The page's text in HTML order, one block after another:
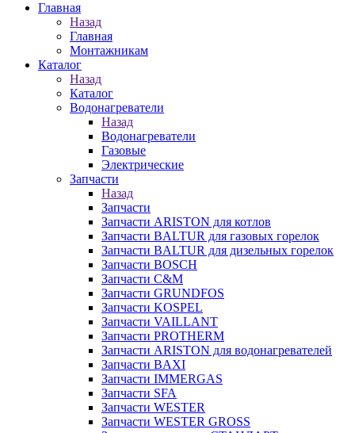
Главная
Назад
Главная
Монтажникам
Каталог
Назад
Каталог
Водонагреватели
Назад
Водонагреватели
Газовые
Электрические
Запчасти
Назад
Запчасти
Запчасти ARISTON для котлов
Запчасти BALTUR для газовых горелок
Запчасти BALTUR для дизельных горелок
Запчасти BOSCH
Запчасти C&M
Запчасти GRUNDFOS
Запчасти KOSPEL
Запчасти VAILLANT
Запчасти PROTHERM
Запчасти ARISTON для водонагревателей
Запчасти BAXI
Запчасти IMMERGAS
Запчасти SFA
Запчасти WESTER
Запчасти WESTER GROSS